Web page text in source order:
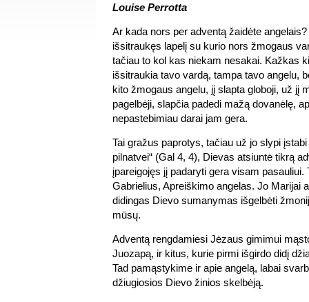
Louise Perrotta
Ar kada nors per adventą žaidėte
išsitraukęs lapelį su kurio nors žmogaus
tačiau to kol kas niekam nesakai. Kažkas
išsitraukia tavo vardą, tampa tavo angelu,
kito žmogaus angelu, jį slapta globoji, už jį
pagelbėji, slapčia padedi mažą dovanėlę,
nepastebimiau darai jam gera.
Tai gražus paprotys, tačiau už jo slypi
pilnatvei“ (Gal 4, 4), Dievas atsiuntė tikrą
įpareigojęs jį padaryti gera visam pasauliui.
Gabrielius, Apreiškimo angelas. Jo Marijai
didingas Dievo sumanymas išgelbėti
mūsų.
Adventą rengdamiesi Jėzaus gimimui
Juozapą, ir kitus, kurie pirmi išgirdo didį
Tad pamąstykime ir apie angelą, labai
džiugiosios Dievo žinios skelbėją.